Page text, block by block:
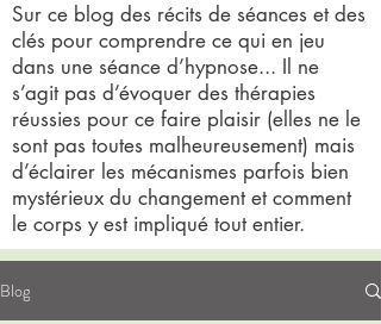
Sur ce blog des récits de séances et des
clés pour comprendre ce qui en jeu
dans une séance d’hypnose... Il ne
s’agit pas d’évoquer des thérapies
réussies pour ce faire plaisir (elles ne le
sont pas toutes malheureusement) mais
d’éclairer les mécanismes parfois bien
mystérieux du changement et comment
le corps y est impliqué tout entier.
Blog